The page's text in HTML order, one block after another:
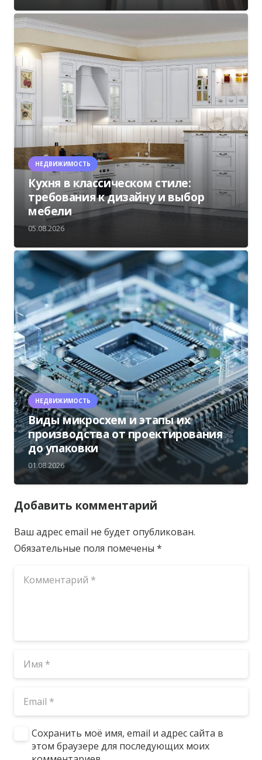
НЕДВИЖИМОСТЬ
Кухня в классическом стиле:
требования к дизайну и выбор
мебели
05.08.2026
НЕДВИЖИМОСТЬ
Виды микросхем и этапы их
производства от проектирования
до упаковки
01.08.2026
Добавить комментарий
Ваш адрес email не будет опубликован.
Обязательные поля помечены *
Сохранить моё имя, email и адрес сайта в
этом браузере для последующих моих